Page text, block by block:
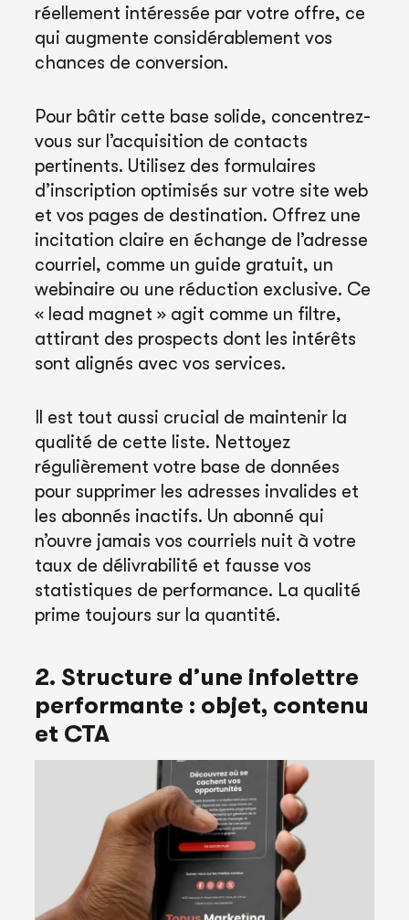
réellement intéressée par votre offre, ce
qui augmente considérablement vos
chances de conversion.
Pour bâtir cette base solide, concentrez-
vous sur l’acquisition de contacts
pertinents. Utilisez des formulaires
d’inscription optimisés sur votre site web
et vos pages de destination. Offrez une
incitation claire en échange de l’adresse
courriel, comme un guide gratuit, un
webinaire ou une réduction exclusive. Ce
« lead magnet » agit comme un filtre,
attirant des prospects dont les intérêts
sont alignés avec vos services.
Il est tout aussi crucial de maintenir la
qualité de cette liste. Nettoyez
régulièrement votre base de données
pour supprimer les adresses invalides et
les abonnés inactifs. Un abonné qui
n’ouvre jamais vos courriels nuit à votre
taux de délivrabilité et fausse vos
statistiques de performance. La qualité
prime toujours sur la quantité.
2. Structure d’une infolettre
performante : objet, contenu
et CTA